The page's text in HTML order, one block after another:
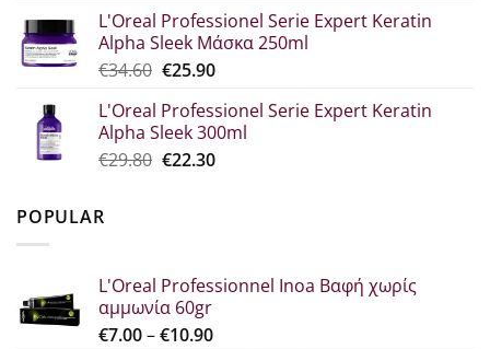
was:
€30.70.
τιμή
είναι:
€23.00.
L'Oreal Professionel Serie Expert Keratin
Alpha Sleek Μάσκα 250ml
€34.60 Original
which
was:
€34.60.
€25.90The
price
is:
€25.90.
L'Oreal Professionel Serie Expert Keratin
Alpha Sleek 300ml
€29.80 Original
€22.30Η
POPULAR
L'Oreal Professionnel Inoa Βαφή χωρίς
αμμωνία 60gr
€7.00–€10.90Price